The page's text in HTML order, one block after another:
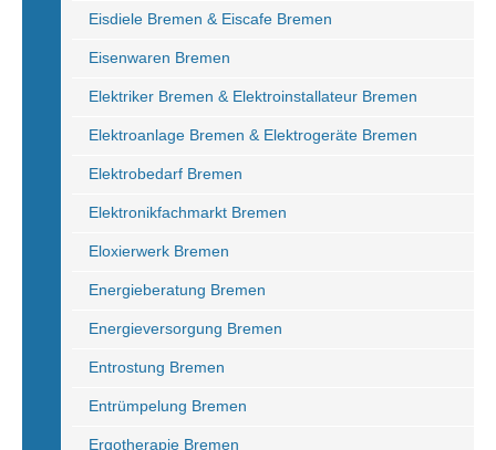
Eisdiele Bremen & Eiscafe Bremen
Eisenwaren Bremen
Elektriker Bremen & Elektroinstallateur Bremen
Elektroanlage Bremen & Elektrogeräte Bremen
Elektrobedarf Bremen
Elektronikfachmarkt Bremen
Eloxierwerk Bremen
Energieberatung Bremen
Energieversorgung Bremen
Entrostung Bremen
Entrümpelung Bremen
Ergotherapie Bremen